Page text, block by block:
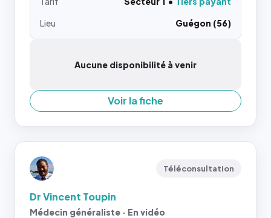
Lieu
Guégon (56)
Aucune disponibilité à venir
Voir la fiche
Téléconsultation
Dr Vincent Toupin
Médecin généraliste · En vidéo